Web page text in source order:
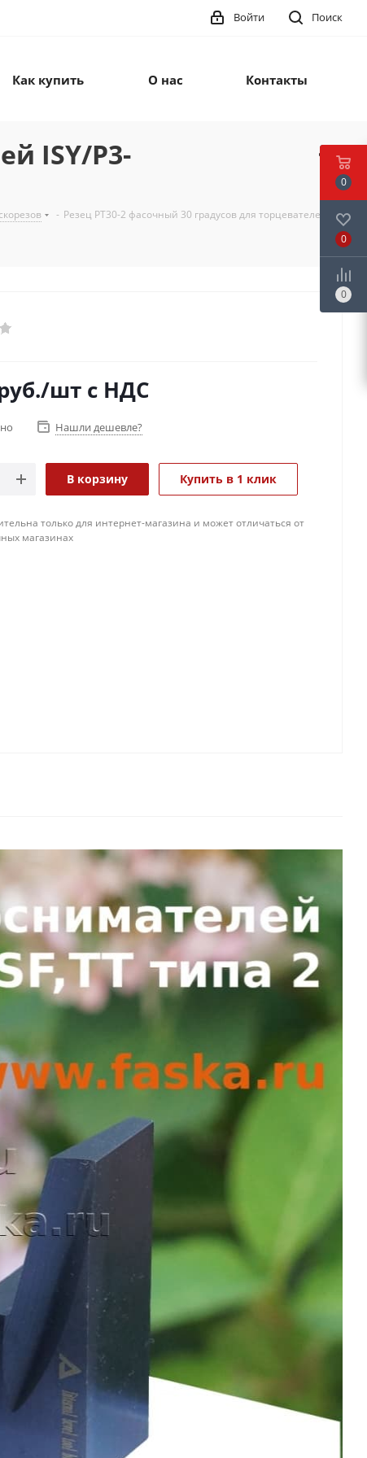
Поиск
Войти
Как купить О нас Контакты
ISY/P3-
- Резец PT30-2 фасочный 30 градусов для торцевателей
/шт с НДС
Нашли дешевле?
В корзину Купить в 1 клик
только для интернет-магазина и может отличаться от
магазинах
0
0
0